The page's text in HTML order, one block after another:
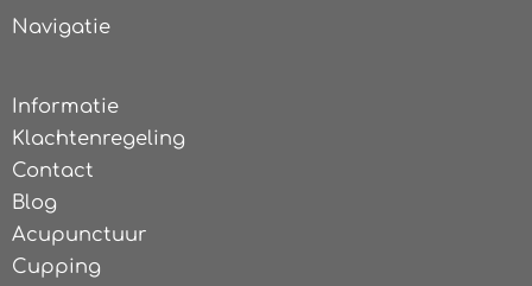
Navigatie
Informatie
Klachtenregeling
Contact
Blog
Acupunctuur
Cupping